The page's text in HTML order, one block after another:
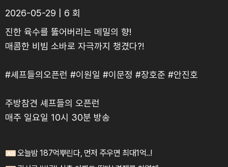
2026-05-29 | 6 회
진한 육수를 뚫어버리는 메밀의 향!
매콤한 비빔 소바로 자극까지 챙겼다?!
#셰프들의오픈런 #이원일 #이문정 #장호준 #안진호
주방참견 셰프들의 오픈런
매주 일요일 10시 30분 방송